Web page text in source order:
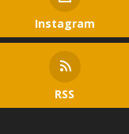
Instagram
RSS